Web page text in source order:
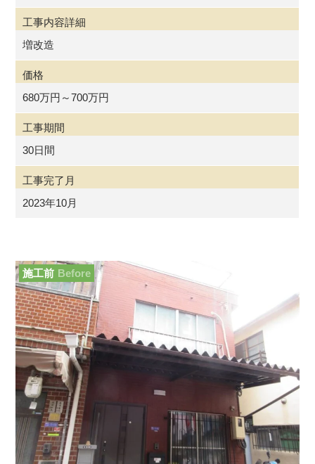
工事内容詳細
増改造
価格
680万円～700万円
工事期間
30日間
工事完了月
2023年10月
施工前 Before